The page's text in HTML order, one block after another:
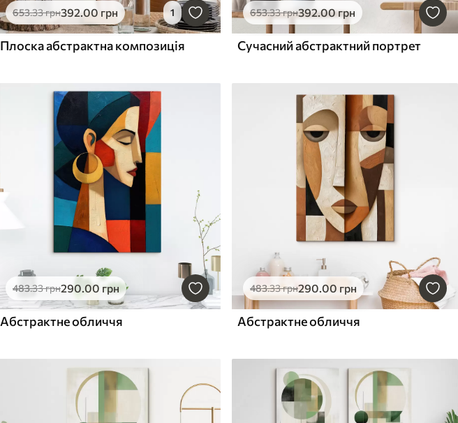
653.33грн392.00 грн 1
Плоска абстрактна композиція
653.33грн392.00грн
Сучасний абстрактний портрет
483.33грн290.00 грн
Абстрактне обличчя
483.33грн290.00 грн
Абстрактне обличчя